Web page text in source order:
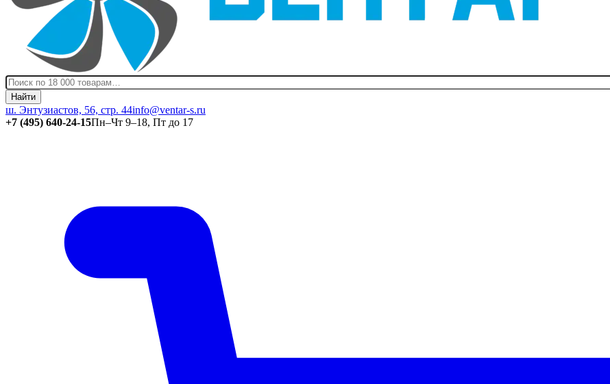
Найти
ш. Энтузиастов, 56, стр. 44info@ventar-s.ru
+7 (495) 640-24-15Пн–Чт 9–18, Пт до 17